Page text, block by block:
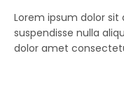
Lorem ipsum dolor
suspendisse nulla
dolor amet